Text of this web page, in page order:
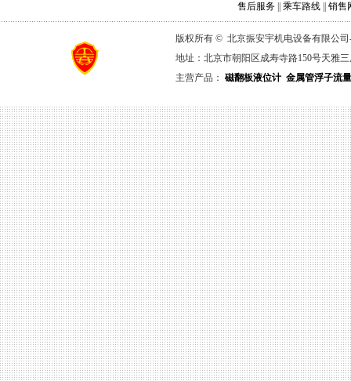
售后服务 乘车路线 销售
版权所有 © 北京振安宇机电设备有限公
地址：北京市朝阳区成寿寺路150号天雅
主营产品： 磁翻板液位计 金属管浮子流